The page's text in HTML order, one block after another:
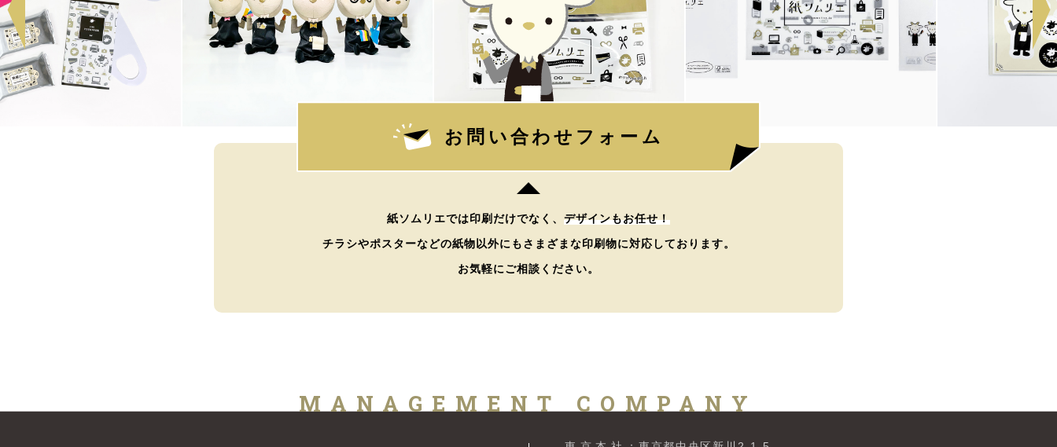
お問い合わせフォーム
紙ソムリエでは印刷だけでなく、 デザインもお任せ！
チラシやポスターなどの紙物以外にもさまざまな印刷物に対応しております。
お気軽にご相談ください。
MANAGEMENT COMPANY